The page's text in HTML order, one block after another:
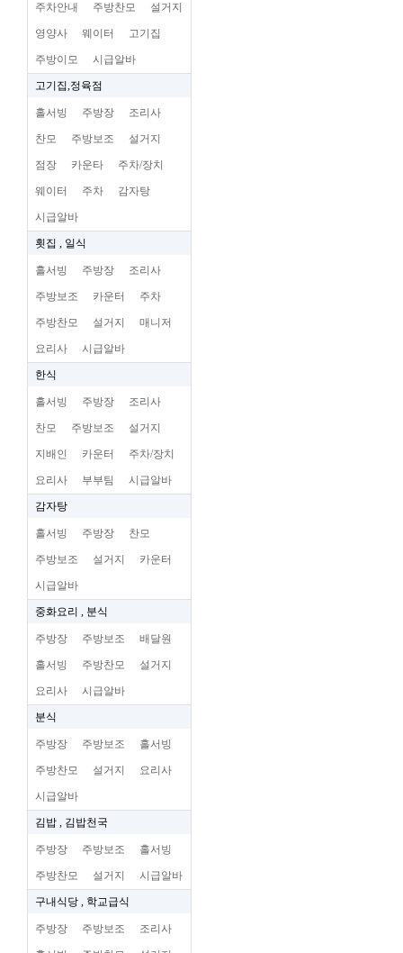
주차안내 주방찬모 설거지
영양사 웨이터 고기집
주방이모 시급알바
고기집,정육점
홀서빙 주방장 조리사
찬모 주방보조 설거지
점장 카운타 주차/장치
웨이터 주차 감자탕
시급알바
횟집 , 일식
홀서빙 주방장 조리사
주방보조 카운터 주차
주방찬모 설거지 매니저
요리사 시급알바
한식
홀서빙 주방장 조리사
찬모 주방보조 설거지
지배인 카운터 주차/장치
요리사 부부팀 시급알바
감자탕
홀서빙 주방장 찬모
주방보조 설거지 카운터
시급알바
중화요리 , 분식
주방장 주방보조 배달원
홀서빙 주방찬모 설거지
요리사 시급알바
분식
주방장 주방보조 홀서빙
주방찬모 설거지 요리사
시급알바
김밥 , 김밥천국
주방장 주방보조 홀서빙
주방찬모 설거지 시급알바
구내식당 , 학교급식
주방장 주방보조 조리사